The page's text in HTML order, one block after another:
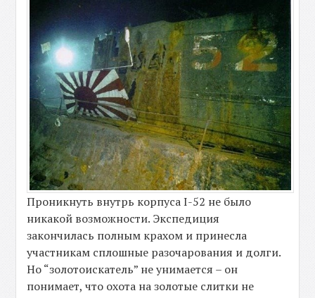
Проникнуть внутрь корпуса I-52 не было
никакой возможности. Экспедиция
закончилась полным крахом и принесла
участникам сплошные разочарования и долги.
Но “золотоискатель” не унимается – он
понимает, что охота на золотые слитки не